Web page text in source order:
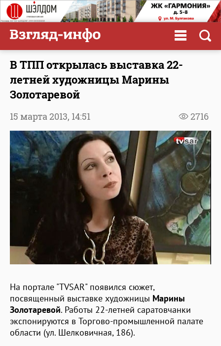
В ТПП открылась выставка 22-
летней художницы Марины
Золотаревой
2716
15 марта 2013, 14:51
На портале "TVSAR" появился сюжет,
посвященный выставке художницы Марины
Золотаревой. Работы 22-летней саратовчанки
экспонируются в Торгово-промышленной палате
области (ул. Шелковичная, 186).